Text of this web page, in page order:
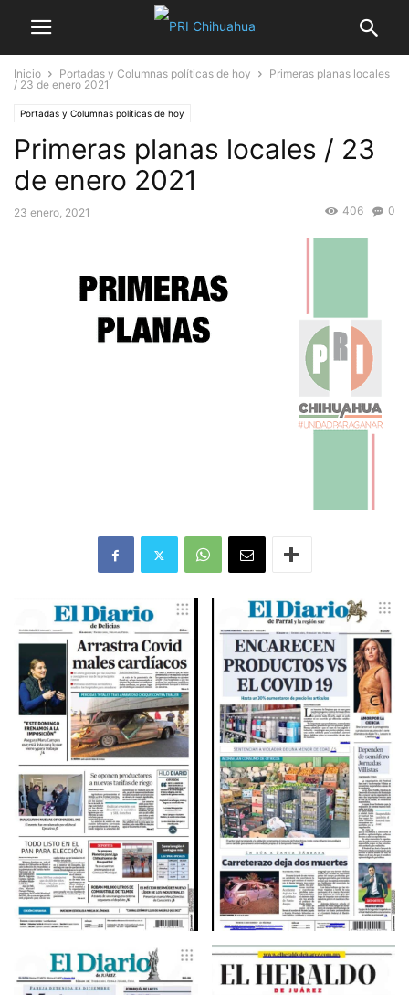
Inicio Portadas y Columnas políticas de hoy
Primeras planas locales
/ 23 de enero 2021
Portadas y Columnas políticas de hoy
Primeras planas locales / 23
de enero 2021
23 enero, 2021 0
406